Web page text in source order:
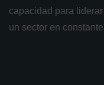
capacidad para
un sector en